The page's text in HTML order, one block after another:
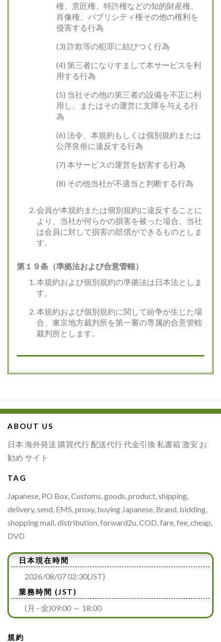
権、意匠権、特許権などの知的財産権、
肖像権、パブリシティ権その他の権利を
侵害する行為
(3) 詐欺等の犯罪に結びつく行為
(4) 第三者になりすまして本サービスを利
用する行為
(5) 当社その他の第三者の設備を不正に利
用し、またはその運営に支障を与える行
為
(6) 法令、本規約もしくは個別規約または
公序良俗に違反する行為
(7) 本サービスの運営を妨害する行為
(8) その他当社が不適当と判断する行為
会員が本規約または個別規約に違反することに
より、当社が何らかの損害を被った場合、当社
は会員に対して損害の賠償ができるものとしま
す。
第１９条（準拠法および合意管轄）
本規約および個別規約の準拠法は日本法としま
す。
本規約および個別規約に関して紛争が生じた場
合、東京地方裁判所を第一審の専属的合意管轄
裁判所とします。
ABOUT US
日本 海外発送 購買代行 配送代行 代金引換 私書箱 激安 お
勧め サイト
TAG
Japanese, PO Box, Customs, goods, product, shipping,
delivery, send, EMS, proxy, buying Japanese, Brand, bidding,
shopping mall, distribution, forward2u, COD, fare, fee, cheap,
DVD
日本現在時間
2026/08/07 02:30(JST)
業務時間 (JST)
(月 - 金)09:00 ～ 18:00
規約